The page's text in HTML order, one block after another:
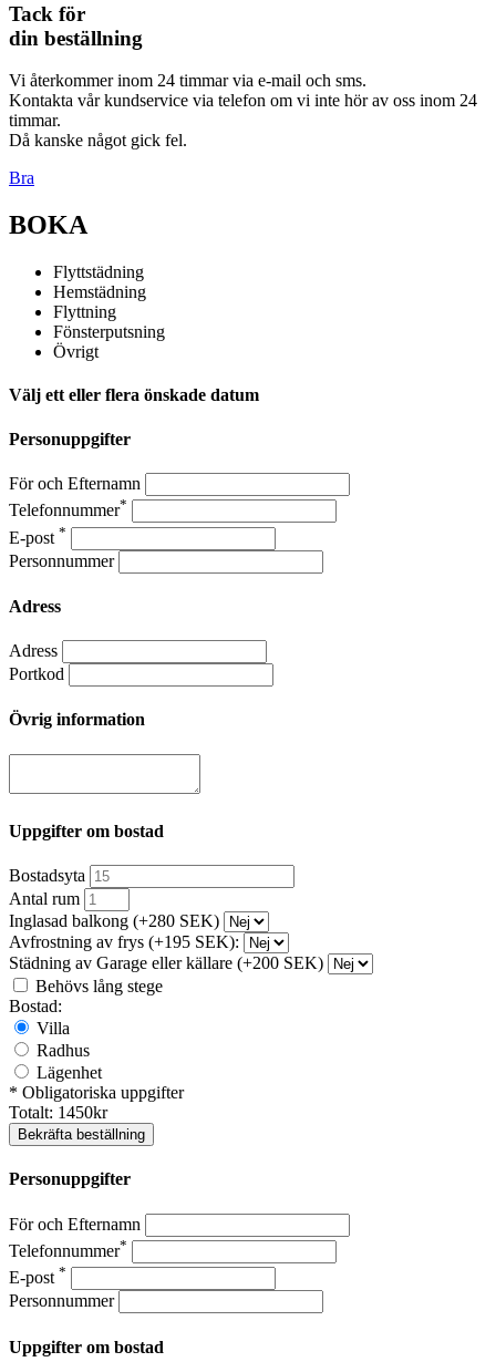
Tack för
din beställning
Vi återkommer inom 24 timmar via e-mail och sms.
Kontakta vår kundservice via telefon om vi inte hör av oss inom 24
timmar.
Då kanske något gick fel.
Bra
BOKA
Flyttstädning
Hemstädning
Flyttning
Fönsterputsning
Övrigt
Välj ett eller flera önskade datum
Personuppgifter
För och Efternamn
Telefonnummer*
E-post *
Personnummer
Adress
Adress
Portkod
Övrig information
Uppgifter om bostad
Bostadsyta
Antal rum
Inglasad balkong (+280 SEK)
Avfrostning av frys (+195 SEK):
Städning av Garage eller källare (+200 SEK)
Behövs lång stege
Bostad:
Villa
Radhus
Lägenhet
* Obligatoriska uppgifter
Totalt: 1450kr
Bekräfta beställning
Personuppgifter
För och Efternamn
Telefonnummer*
E-post *
Personnummer
Uppgifter om bostad